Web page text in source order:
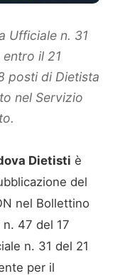
Ufficiale n. 31
il 21
posti di Dietista
nel Servizio
Dietisti è
del
nel Bollettino
47 del 17
n. 31 del 21
per il